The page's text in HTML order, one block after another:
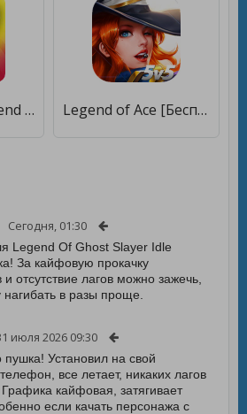
Heroics Epic Legend of Archero [Бесплатные покупки] Legend of Ace [Бесплатные покупки]
Сегодня, 01:30
Legend Of Ghost Slayer Idle
За кайфовую прокачку
отсутствие лагов можно зажечь,
нагибать в разы проще.
июля 2026 09:30
пушка! Установил на свой
все летает, никаких лагов
Графика кайфовая, затягивает
если качать персонажа с